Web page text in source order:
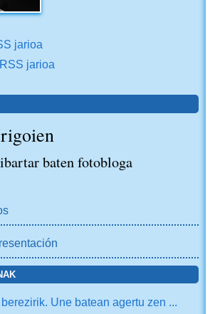
jarioa
jarioa
baten fotobloga
Une batean agertu zen ...